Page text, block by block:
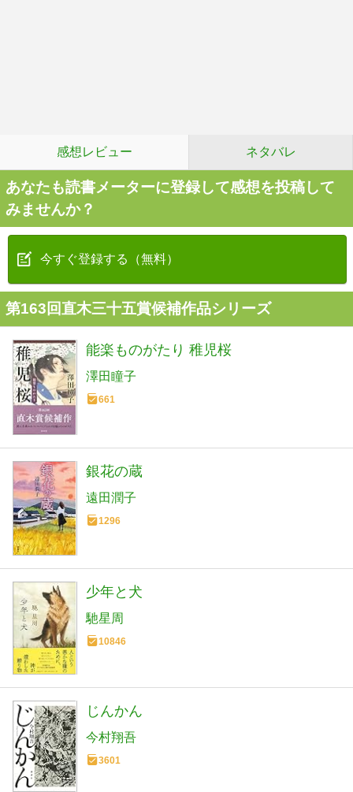
感想レビュー ネタバレ
あなたも読書メーターに登録して感想を投稿して
みませんか？
今すぐ登録する（無料）
第163回直木三十五賞候補作品シリーズ
能楽ものがたり 稚児桜
澤田瞳子
661
銀花の蔵
遠田潤子
1296
少年と犬
馳星周
10846
じんかん
今村翔吾
3601